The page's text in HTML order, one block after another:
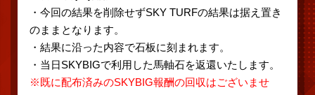
・今回の結果を削除せずSKY TURFの結果は据え置き
のままとなります。
・結果に沿った内容で石板に刻まれます。
・当日SKYBIGで利用した馬軸石を返還いたします。
※既に配布済みのSKYBIG報酬の回収はございませ